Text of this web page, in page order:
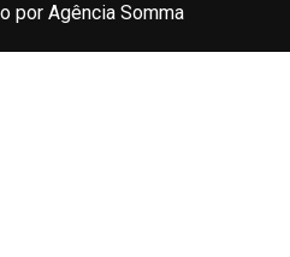
por Agência Somma